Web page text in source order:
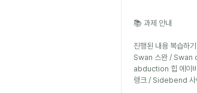
📚 과제 안내
진행된 내용 복습하기
Swan 스완 / Swan
abduction 힙 에이
랭크 / Sidebend 사